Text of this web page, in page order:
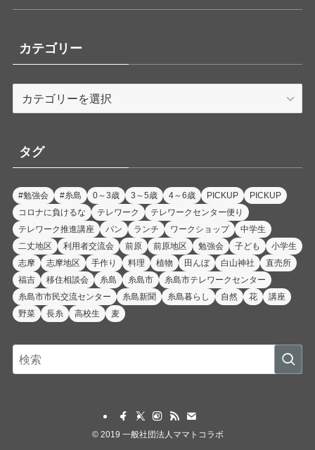
カテゴリー
ー
タグ
#勉強会 #糸島 0～3歳 3～5歳 4～6歳 PICKUP
PICKUP
コロナに負けるな
テレワーク
テレワークセンター便り
テレワーク推進講座
パン ランチ ワークショップ
中学生
二丈地区
利用者交流会 前原 前原地区 勉強会 子ども
小学生
志摩
志摩地区 手作り 料理 植物 田んぼ 白山神社
直売所
福吉
移住相談会 糸島 糸島市
糸島市テレワークセンター
糸島市市民交流センター
糸島新聞 糸島暮らし 自然 花
講座
野菜
長糸 高校生 麦
©2019 一般社団法人ママトコラボ